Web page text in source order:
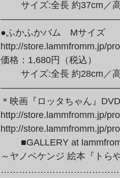
●ふかふかバム　Mサイズ
http://store.lammfromm.jp/
価格：1,680円（税込）
＊映画『ロッタちゃん』
http://store.lammfromm.jp/
http://store.lammfromm.jp/
～ヤノベケンジ 絵本『トら